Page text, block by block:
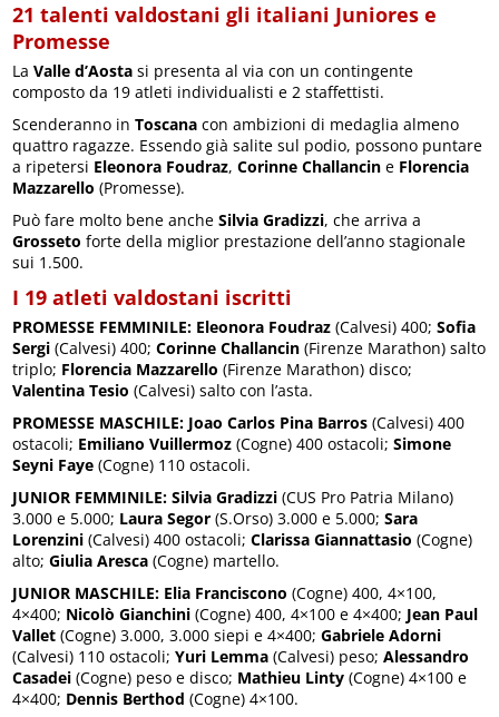
21 talenti valdostani gli italiani Juniores e
Promesse
LaValle d’Aosta si presenta al via con un contingente
composto da 19 atleti individualisti e 2 staffettisti.
Scenderanno inToscana con ambizioni di medaglia almeno
quattro ragazze. Essendo già salite sul podio, possono puntare
a ripetersi Eleonora Foudraz,Corinne Challancin e Florencia
Mazzarello (Promesse).
Può fare molto bene ancheSilvia Gradizzi, che arriva a
Grosseto forte della miglior prestazione dell’anno stagionale
sui 1.500.
I 19 atleti valdostani iscritti
PROMESSE FEMMINILE: Eleonora Foudraz (Calvesi) 400;Sofia
Sergi (Calvesi) 400;Corinne Challancin (Firenze Marathon) salto
triplo; Florencia Mazzarello (Firenze Marathon) disco;
Valentina Tesio (Calvesi) salto con l’asta.
PROMESSE MASCHILE: Joao Carlos Pina Barros (Calvesi) 400
ostacoli; Emiliano Vuillermoz (Cogne) 400 ostacoli;Simone
Seyni Faye (Cogne) 110 ostacoli.
JUNIOR FEMMINILE: Silvia Gradizzi (CUS Pro Patria Milano)
3.000 e 5.000; Laura Segor (S.Orso) 3.000 e 5.000;Sara
Lorenzini (Calvesi) 400 ostacoli;Clarissa Giannattasio (Cogne)
alto;Giulia Aresca (Cogne) martello.
JUNIOR MASCHILE: Elia Franciscono (Cogne) 400, 4×100,
4×400; Nicolò Gianchini (Cogne) 400, 4×100 e 4×400; Jean Paul
Vallet (Cogne) 3.000, 3.000 siepi e 4×400;Gabriele Adorni
(Calvesi) 110 ostacoli;Yuri Lemma (Calvesi) peso;Alessandro
Casadei (Cogne) peso e disco; Mathieu Linty (Cogne) 4×100 e
4×400; Dennis Berthod (Cogne) 4×100.